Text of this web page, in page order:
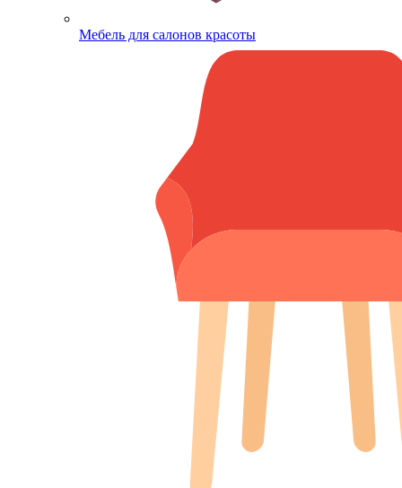
Мебель для салонов красоты